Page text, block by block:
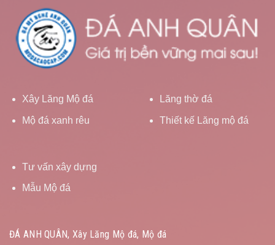
Xây Lăng Mộ đá
Mộ đá xanh rêu
Lăng thờ đá
Thiết kế Lăng mộ đá
Tư vấn xây dựng
Mẫu Mộ đá
ĐÁ ANH QUÂN, Xây Lăng Mộ đá, Mộ đá